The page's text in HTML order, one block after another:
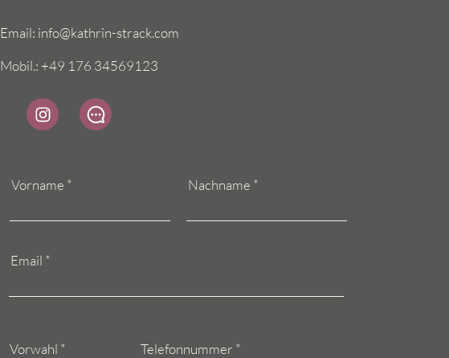
Email: info@kathrin-strack.com
Mobil.: +49 176 34569123
Vorname Nachname
Email
Vorwahl Telefonnummer